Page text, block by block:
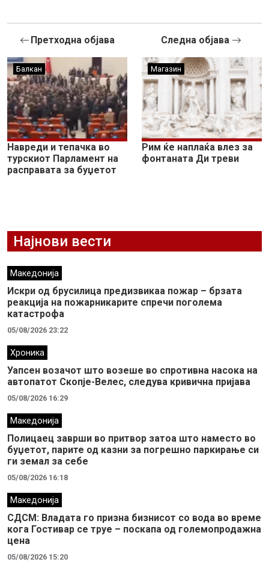
Претходна објава
Балкан
Навреди и тепачка во
турскиот Парламент на
расправата за буџетот
Следна објава
Магазин
Рим ќе наплаќа влез за
фонтаната Ди треви
Најнови вести
Македонија
Искри од брусилица предизвикаа пожар – брзата
реакција на пожарникарите спречи поголема
катастрофа
05/08/2026 23:22
Хроника
Уапсен возачот што возеше во спротивна насока на
автопатот Скопје-Велес, следува кривична пријава
05/08/2026 16:29
Македонија
Полицаец заврши во притвор затоа што наместо во
буџетот, парите од казни за погрешно паркирање си
ги земал за себе
05/08/2026 16:18
Македонија
СДСМ: Владата го призна бизнисот со вода во време
кога Гостивар се труе – поскапа од големопродажна
цена
05/08/2026 15:20